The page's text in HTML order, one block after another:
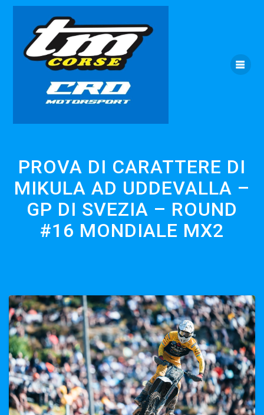
Skip
content
PROVA DI CARATTERE DI
MIKULA AD UDDEVALLA –
GP DI SVEZIA – ROUND
#16 MONDIALE MX2